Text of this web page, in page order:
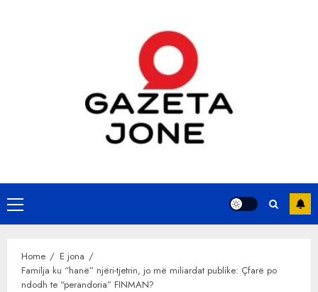
Primary
Menu
Home
E jona
Familja ku “hanё” njëri-tjetrin, jo mё miliardat publike: Çfarë po
ndodh te “perandoria” FINMAN?